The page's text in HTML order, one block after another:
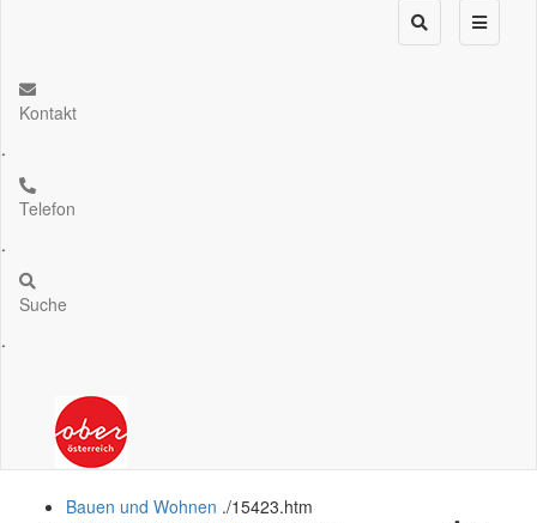
Kontakt
.
Telefon
.
Suche
.
Bauen und Wohnen ./15423.htm